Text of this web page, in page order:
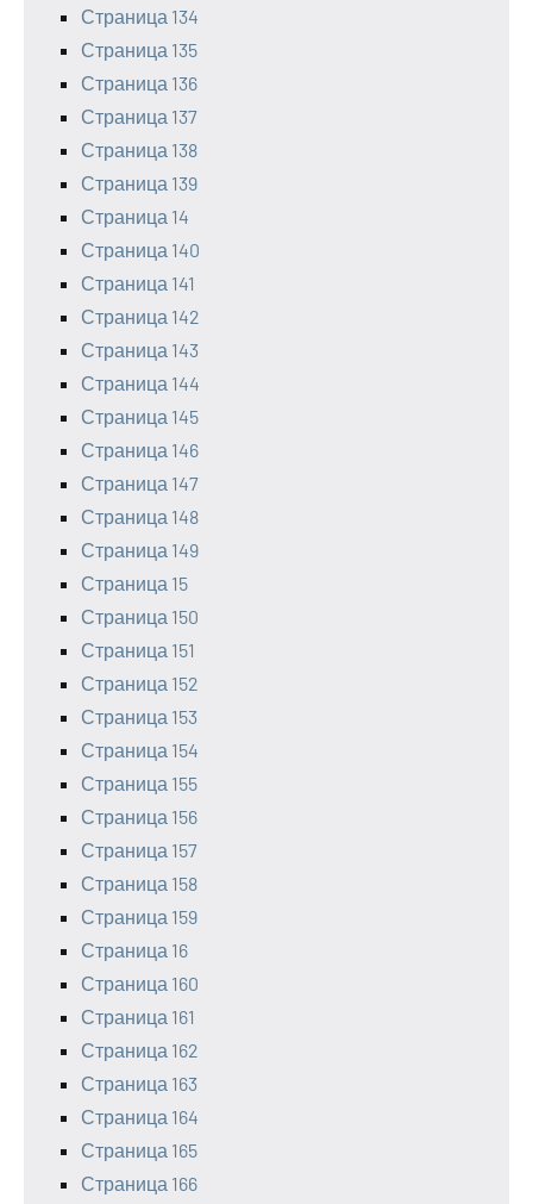
Страница 134
Страница 135
Страница 136
Страница 137
Страница 138
Страница 139
Страница 14
Страница 140
Страница 141
Страница 142
Страница 143
Страница 144
Страница 145
Страница 146
Страница 147
Страница 148
Страница 149
Страница 15
Страница 150
Страница 151
Страница 152
Страница 153
Страница 154
Страница 155
Страница 156
Страница 157
Страница 158
Страница 159
Страница 16
Страница 160
Страница 161
Страница 162
Страница 163
Страница 164
Страница 165
Страница 166